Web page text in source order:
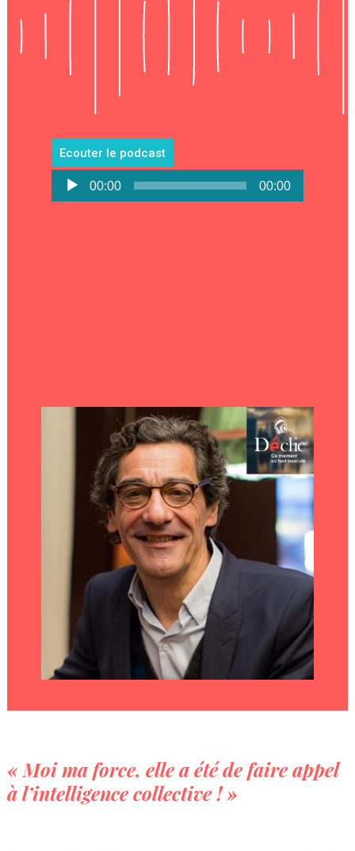
Ecouter le podcast
Lecteur
audio
00:00 00:00
« Moi ma force, elle a été de faire appel
à l’intelligence collective ! »